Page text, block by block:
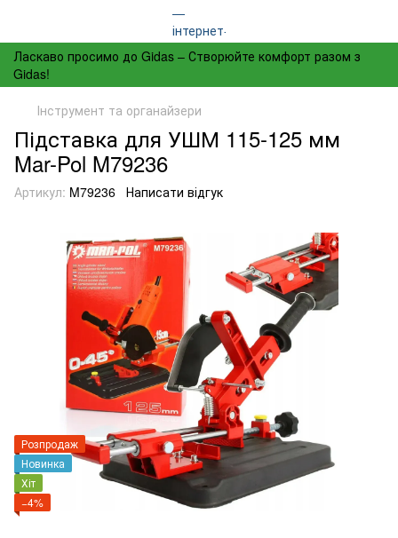
Ласкаво просимо до Gidas – Створюйте комфорт разом з
Gidas!
Інструмент та органайзери
Підставка для УШМ 115-125 мм
Mar-Pol M79236
Артикул: M79236 Написати відгук
Розпродаж
Новинка
Хіт
−4%